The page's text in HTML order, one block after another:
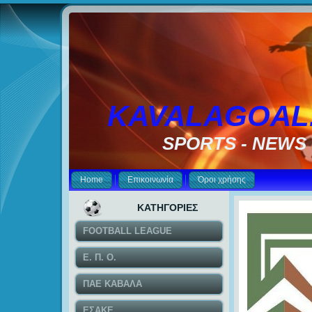
SPORTS - NEWS
Home Επικοινωνία Όροι χρήσης
ΚΑΤΗΓΟΡΙΕΣ
FOOTBALL LEAGUE
Ε. Π. Ο.
ΠΑΕ ΚΑΒΑΛΑ